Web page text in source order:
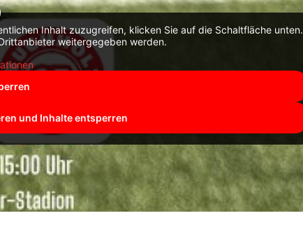
Inhalt zuzugreifen, klicken Sie auf die Schaltfläche unten.
weitergegeben werden.
und Inhalte entsperren